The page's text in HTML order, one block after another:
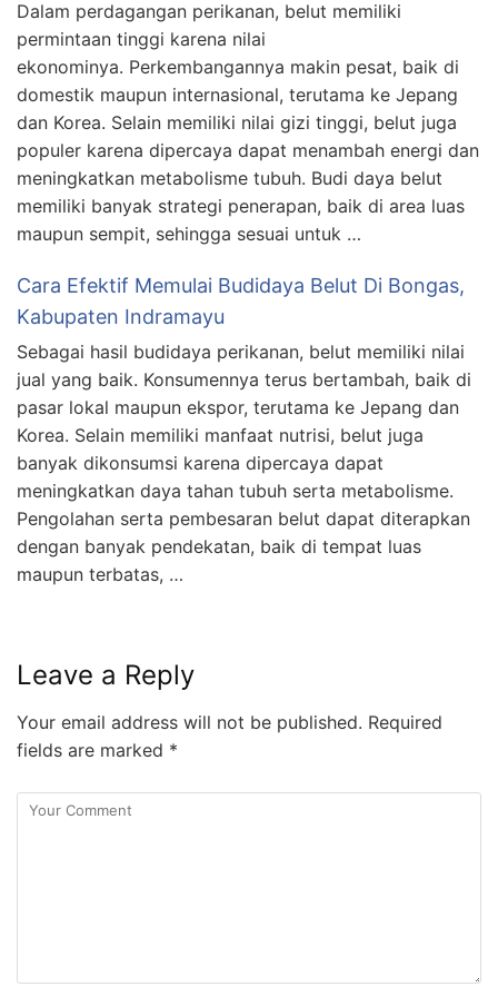
Dalam perdagangan perikanan, belut memiliki
permintaan tinggi karena nilai
ekonominya. Perkembangannya makin pesat, baik di
domestik maupun internasional, terutama ke Jepang
dan Korea. Selain memiliki nilai gizi tinggi, belut juga
populer karena dipercaya dapat menambah energi dan
meningkatkan metabolisme tubuh. Budi daya belut
memiliki banyak strategi penerapan, baik di area luas
maupun sempit, sehingga sesuai untuk …
Cara Efektif Memulai Budidaya Belut Di Bongas,
Kabupaten Indramayu
Sebagai hasil budidaya perikanan, belut memiliki nilai
jual yang baik. Konsumennya terus bertambah, baik di
pasar lokal maupun ekspor, terutama ke Jepang dan
Korea. Selain memiliki manfaat nutrisi, belut juga
banyak dikonsumsi karena dipercaya dapat
meningkatkan daya tahan tubuh serta metabolisme.
Pengolahan serta pembesaran belut dapat diterapkan
dengan banyak pendekatan, baik di tempat luas
maupun terbatas, …
Leave a Reply
Your email address will not be published. Required
fields are marked *